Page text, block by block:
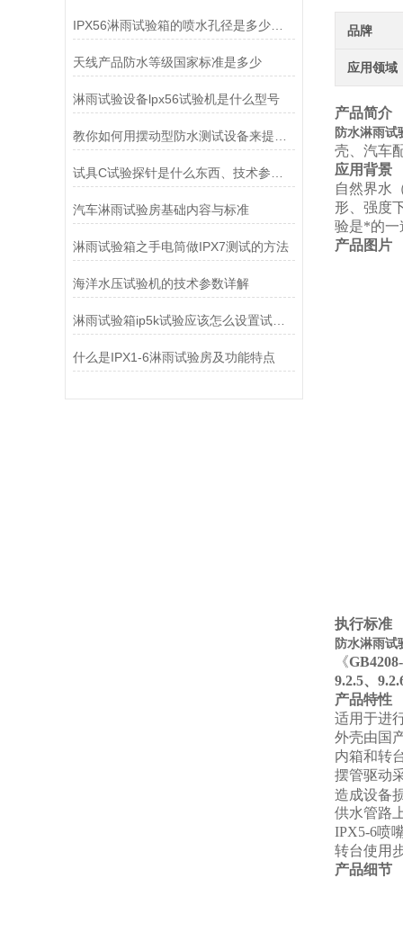
IPX56淋雨试验箱的喷水孔径是多少呢？
天线产品防水等级国家标准是多少
淋雨试验设备lpx56试验机是什么型号
汽车淋雨试验房基础内容与标准
淋雨试验箱之手电筒做IPX7测试的方法
海洋水压试验机的技术参数详解
淋雨试验箱ip5k试验应该怎么设置试验箱
什么是IPX1-6淋雨试验房及功能特点
品牌
应用领域
产品简介
防水淋雨试
壳、汽车
应用背景
自然界水
形、强度
验是*的一
产品图片
执行标准
防水淋雨试
《
9.2.5、
产品特性
适用于进
外壳由国
内箱和转
摆管驱动
造成设备
供水管路
IPX5-6喷
转台使用
产品细节